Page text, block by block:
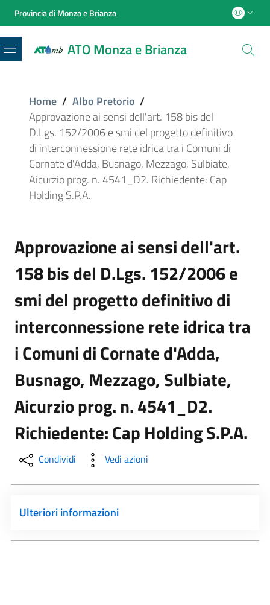
Provincia di Monza e Brianza
ATO Monza e Brianza
Menu
Home / Albo Pretorio /
Approvazione ai sensi dell'art. 158 bis del
D.Lgs. 152/2006 e smi del progetto definitivo
di interconnessione rete idrica tra i Comuni di
Cornate d'Adda, Busnago, Mezzago, Sulbiate,
Aicurzio prog. n. 4541_D2. Richiedente: Cap
Holding S.P.A.
Approvazione ai sensi dell'art.
158 bis del D.Lgs. 152/2006 e
smi del progetto definitivo di
interconnessione rete idrica tra
i Comuni di Cornate d'Adda,
Busnago, Mezzago, Sulbiate,
Aicurzio prog. n. 4541_D2.
Richiedente: Cap Holding S.P.A.
Condividi Vedi azioni
Ulteriori informazioni